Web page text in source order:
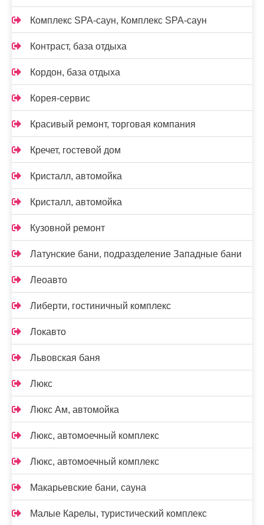
Комплекс SPA-саун, Комплекс SPA-саун
Контраст, база отдыха
Кордон, база отдыха
Корея-сервис
Красивый ремонт, торговая компания
Кречет, гостевой дом
Кристалл, автомойка
Кристалл, автомойка
Кузовной ремонт
Латунские бани, подразделение Западные бани
Леоавто
Либерти, гостиничный комплекс
Локавто
Львовская баня
Люкс
Люкс Ам, автомойка
Люкс, автомоечный комплекс
Люкс, автомоечный комплекс
Макарьевские бани, сауна
Малые Карелы, туристический комплекс